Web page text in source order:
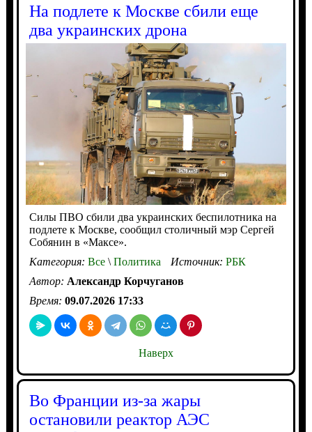
На подлете к Москве сбили еще
два украинских дрона
Силы ПВО сбили два украинских беспилотника на
подлете к Москве, сообщил столичный мэр Сергей
Собянин в «Максе».
Категория: Все\Политика Источник: РБК
Автор: Александр Корчуганов
Время: 09.07.2026 17:33
Наверх
Во Франции из-за жары
остановили реактор АЭС